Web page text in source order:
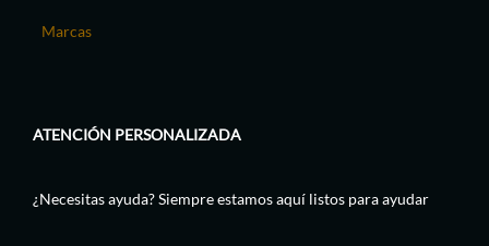
Marcas
ATENCIÓN PERSONALIZADA
¿Necesitas ayuda? Siempre estamos aquí listos para ayudar